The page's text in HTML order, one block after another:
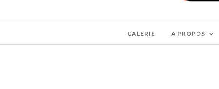
GALERIE A PROPOS